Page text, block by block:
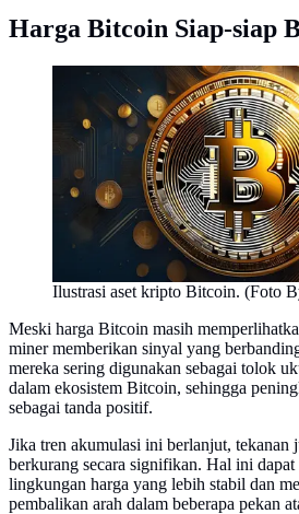
Harga Bitcoin Siap-siap
Ilustrasi aset kripto Bitcoin. (Foto
Meski harga Bitcoin masih
miner memberikan sinyal yang
mereka sering digunakan sebagai tolok
dalam ekosistem Bitcoin, sehingga
sebagai tanda positif.
Jika tren akumulasi ini berlanjut, tekanan
berkurang secara signifikan. Hal ini
lingkungan harga yang lebih stabil dan
pembalikan arah dalam beberapa pekan